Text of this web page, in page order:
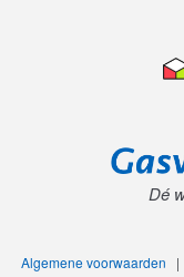
Dé
Algemene voorwaarden |